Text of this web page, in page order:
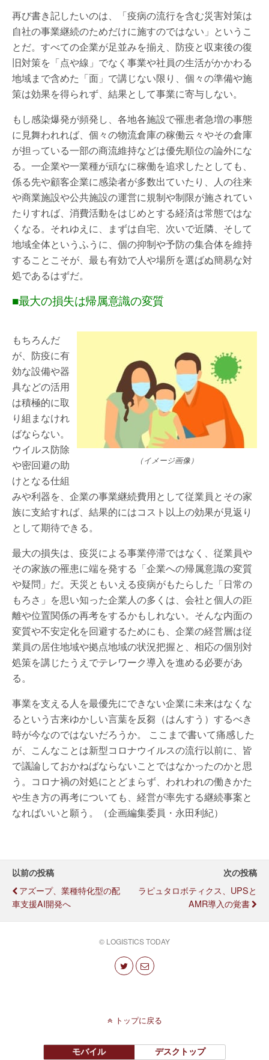
再び書き記したいのは、「疫病の流行を含む災害対策は
自社の事業継続のためだけに施すのではない」というこ
とだ。すべての企業が足並みを揃え、防疫と収束後の復
旧対策を「点や線」でなく事業や社員の生活がかかわる
地域まで含めた「面」で講じない限り、個々の準備や施
策は効果を得られず、結果として事業に寄与しない。
もし感染爆発が頻発し、各地各施設で罹患者急増の事態
に見舞われれば、個々の物流倉庫の稼働云々やその倉庫
が担っている一部の商流維持などは優先順位の論外にな
る。一企業や一業種が頑なに稼働を追求したとしても、
係る先や顧客企業に感染者が多数出ていたり、人の往来
や商業施設や公共施設の運営に規制や制限が施されてい
たりすれば、消費活動をはじめとする経済は常態ではな
くなる。それゆえに、まずは自宅、次いで近隣、そして
地域全体というふうに、個の抑制や予防の集合体を維持
することこそが、最も有効で人や場所を選ばぬ簡易な対
処であるはずだ。
■最大の損失は帰属意識の変質
（イメージ画像）
もちろんだ
が、防疫に有
効な設備や器
具などの活用
は積極的に取
り組まなけれ
ばならない。
ウイルス防除
や密回避の助
けとなる仕組
みや利器を、企業の事業継続費用として従業員とその家
族に支給すれば、結果的にはコスト以上の効果が見返り
として期待できる。
最大の損失は、疫災による事業停滞ではなく、従業員や
その家族の罹患に端を発する「企業への帰属意識の変質
や疑問」だ。天災ともいえる疫病がもたらした「日常の
もろさ」を思い知った企業人の多くは、会社と個人の距
離や位置関係の再考をするかもしれない。そんな内面の
変質や不安定化を回避するためにも、企業の経営層は従
業員の居住地域や拠点地域の状況把握と、相応の個別対
処策を講じたうえでテレワーク導入を進める必要があ
る。
事業を支える人を最優先にできない企業に未来はなくな
るという古来ゆかしい言葉を反芻（はんすう）するべき
時が今なのではないだろうか。 ここまで書いて痛感した
が、こんなことは新型コロナウイルスの流行以前に、皆
で議論しておかねばならないことではなかったのかと思
う。コロナ禍の対処にとどまらず、われわれの働きかた
や生き方の再考についても、経営が率先する継続事案と
なればいいと願う。（企画編集委員・永田利紀）
以前の投稿
アズープ、業種特化型の配
車支援AI開発へ
次の投稿
ラピュタロボティクス、UPSと
AMR導入の覚書
© LOGISTICS TODAY
トップに戻る
モバイル デスクトップ